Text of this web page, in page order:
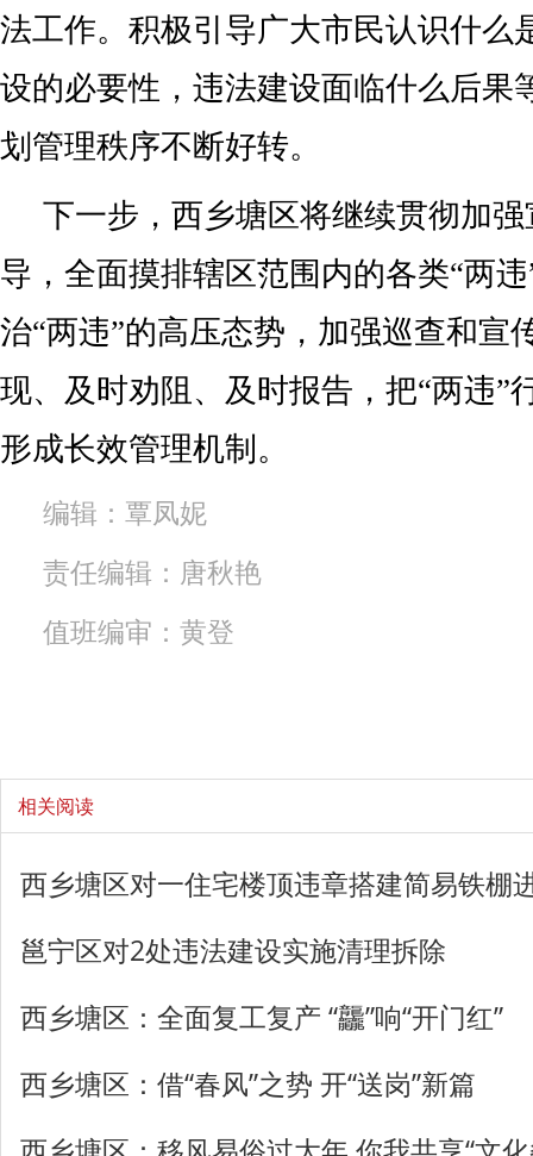
法工作。积极引导广大市民认识什么
设的必要性，违法建设面临什么后果
划管理秩序不断好转。
下一步，西乡塘区将继续贯彻加
导，全面摸排辖区范围内的各类“两
治“两违”的高压态势，加强巡查和宣
现、及时劝阻、及时报告，把“两违”
形成长效管理机制。
编辑：覃凤妮
责任编辑：唐秋艳
值班编审：黄登
相关阅读
西乡塘区对一住宅楼顶违章搭建简易铁棚
邕宁区对2处违法建设实施清理拆除
西乡塘区：全面复工复产 “龘”响“开门红”
西乡塘区：借“春风”之势 开“送岗”新篇